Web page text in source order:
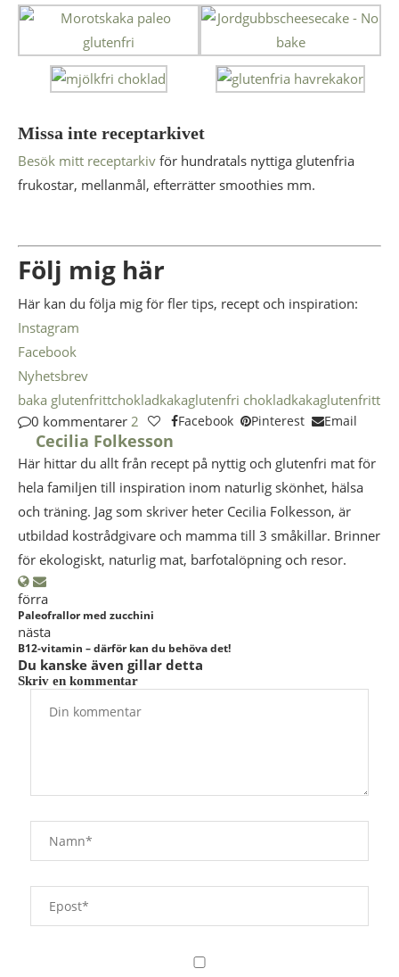
Missa inte receptarkivet
Besök mitt receptarkiv för hundratals nyttiga glutenfria
frukostar, mellanmål, efterrätter smoothies mm.
Följ mig här
Här kan du följa mig för fler tips, recept och inspiration:
Instagram
Facebook
Nyhetsbrev
baka glutenfrittchokladkakaglutenfri chokladkakaglutenfritt
0 kommentarer 2 Facebook Pinterest Email
Cecilia Folkesson
Här hittar du allt från recept på nyttig och glutenfri mat för
hela familjen till inspiration inom naturlig skönhet, hälsa
och träning. Jag som skriver heter Cecilia Folkesson, är
utbildad kostrådgivare och mamma till 3 småkillar. Brinner
för ekologiskt, naturlig mat, barfotalöpning och resor.
förra
Paleofrallor med zucchini
nästa
B12-vitamin – därför kan du behöva det!
Du kanske även gillar detta
Skriv en kommentar